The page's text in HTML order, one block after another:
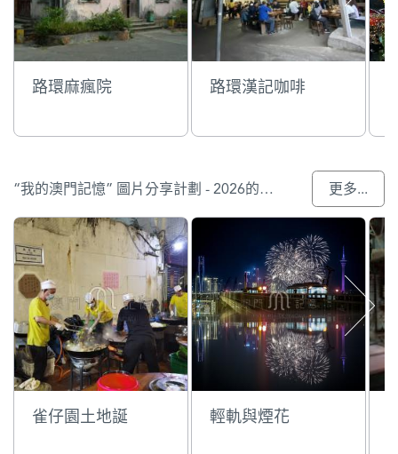
路環麻瘋院 路環漢記咖啡
“我的澳門記憶” 圖片分享計劃 - 2026的參與作品 更多...
雀仔園土地誕 輕軌與煙花